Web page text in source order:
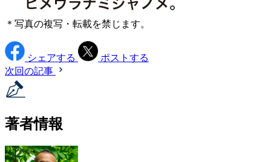
＊写真の複写・転載を禁じます。
シェアする
ポストする
次回の記事
著者情報